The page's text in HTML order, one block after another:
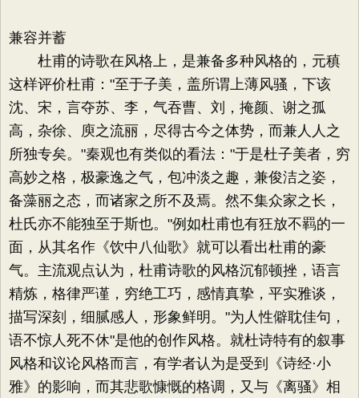
兼容并蓄
杜甫的诗歌在风格上，是兼备多种风格的，元稹
这样评价杜甫："至于子美，盖所谓上薄风骚，下该
沈、宋，言夺苏、李，气吞曹、刘，掩颜、谢之孤
高，杂徐、庾之流丽，尽得古今之体势，而兼人人之
所独专矣。"秦观也有类似的看法："于是杜子美者，穷
高妙之格，极豪逸之气，包冲淡之趣，兼俊洁之姿，
备藻丽之态，而诸家之所不及焉。然不集众家之长，
杜氏亦不能独至于斯也。"例如杜甫也有狂放不羁的一
面，从其名作《饮中八仙歌》就可以看出杜甫的豪
气。主流观点认为，杜甫诗歌的风格沉郁顿挫，语言
精炼，格律严谨，穷绝工巧，感情真挚，平实雅谈，
描写深刻，细腻感人，形象鲜明。"为人性僻耽佳句，
语不惊人死不休"是他的创作风格。就杜诗特有的叙事
风格和议论风格而言，有学者认为是受到《诗经·小
雅》的影响，而其悲歌慷慨的格调，又与《离骚》相